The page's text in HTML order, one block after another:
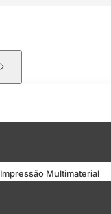
Impressão Multimaterial